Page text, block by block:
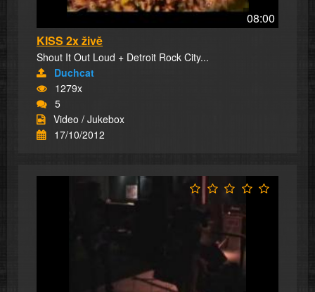
08:00
KISS 2x živě
Shout It Out Loud + Detroit Rock City...
Duchcat
1279x
5
Video / Jukebox
17/10/2012